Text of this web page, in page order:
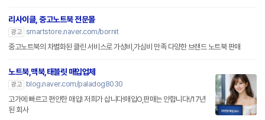
리사이클, 중고노트북 전문몰
광고 smartstore.naver.com/bornit
중고노트북의 차별화된 클린 서비스로 가성비,가심비 만족 다양한 브랜드 노트북 판매
노트북,맥북,태블릿 매입업체
광고
blog.naver.com/paladog8030
고가에 빠르고 편안한 매입! 저희가 삽니다!매입O,판매는 안합니다!/17년
된 회사